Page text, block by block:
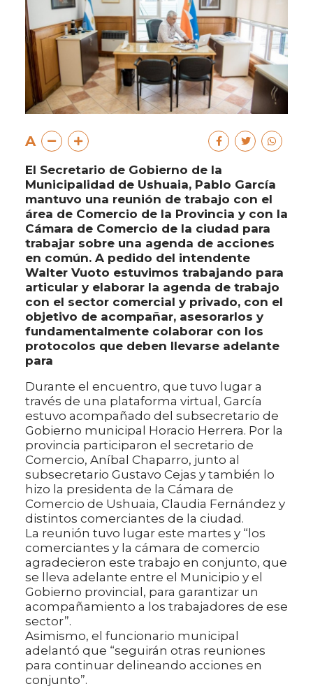
A
El Secretario de Gobierno de la
Municipalidad de Ushuaia, Pablo García
mantuvo una reunión de trabajo con el
área de Comercio de la Provincia y con la
Cámara de Comercio de la ciudad para
trabajar sobre una agenda de acciones
en común. A pedido del intendente
Walter Vuoto estuvimos trabajando para
articular y elaborar la agenda de trabajo
con el sector comercial y privado, con el
objetivo de acompañar, asesorarlos y
fundamentalmente colaborar con los
protocolos que deben llevarse adelante
para
Durante el encuentro, que tuvo lugar a
través de una plataforma virtual, García
estuvo acompañado del subsecretario de
Gobierno municipal Horacio Herrera. Por la
provincia participaron el secretario de
Comercio, Aníbal Chaparro, junto al
subsecretario Gustavo Cejas y también lo
hizo la presidenta de la Cámara de
Comercio de Ushuaia, Claudia Fernández y
distintos comerciantes de la ciudad.
La reunión tuvo lugar este martes y “los
comerciantes y la cámara de comercio
agradecieron este trabajo en conjunto, que
se lleva adelante entre el Municipio y el
Gobierno provincial, para garantizar un
acompañamiento a los trabajadores de ese
sector”.
Asimismo, el funcionario municipal
adelantó que “seguirán otras reuniones
para continuar delineando acciones en
conjunto”.